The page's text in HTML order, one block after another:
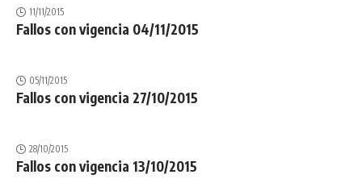
11/11/2015
Fallos con vigencia 04/11/2015
05/11/2015
Fallos con vigencia 27/10/2015
28/10/2015
Fallos con vigencia 13/10/2015